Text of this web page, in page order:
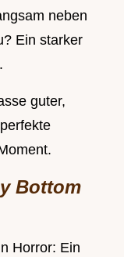
neben
Ein starker
guter,
Bottom
Horror: Ein